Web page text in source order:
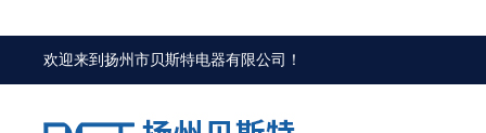
欢迎来到扬州市贝斯特电器有限公司 ！